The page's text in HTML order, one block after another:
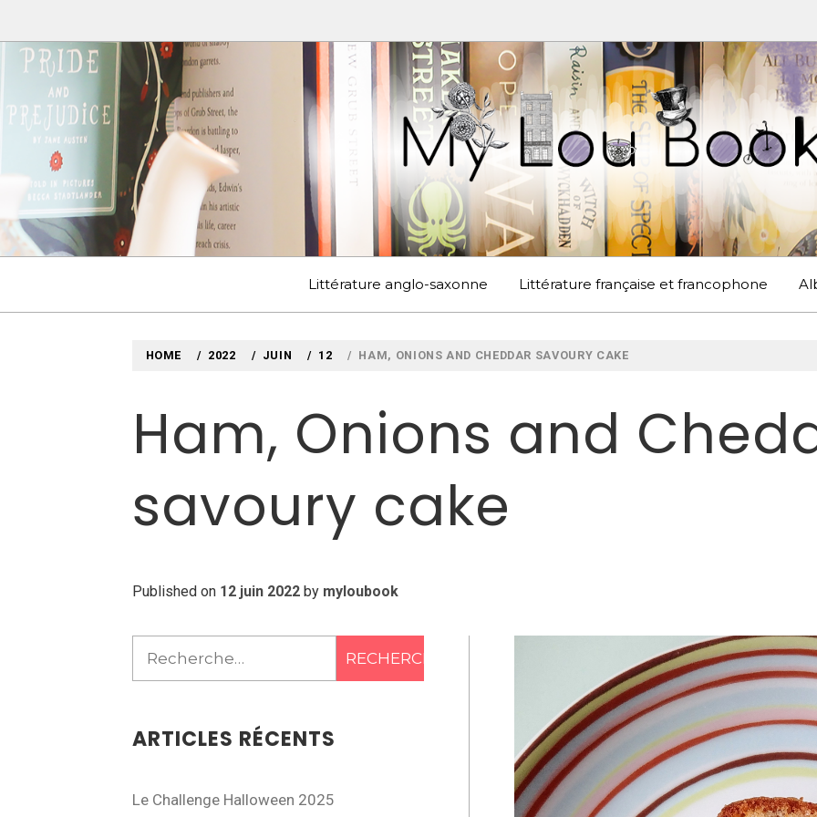
to
content
MYLOUBOOK
VOYAGES LITTÉRAIRES EN ANGLETERRE ET AILLEURS
Littérature anglo-saxonne Littérature française et francophone
HOME 2022 JUIN 12 HAM, ONIONS AND CHEDDAR SAVOURY CAKE
Ham, Onions and
savoury cake
Published on 12 juin 2022by myloubook
Rechercher :
ARTICLES RÉCENTS
Le Challenge Halloween 2025